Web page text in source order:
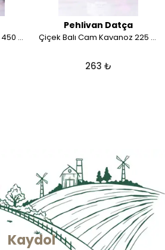
Çiçek Balı Cam Kavanoz 450 gr
Pehlivan Datça
Çiçek Balı Cam Kavanoz 225 gr
263 ₺
Kaydol